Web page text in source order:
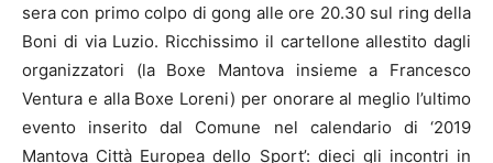
sera con primo colpo di gong alle ore 20.30 sul ring della
Boni di via Luzio. Ricchissimo il cartellone allestito dagli
organizzatori (la Boxe Mantova insieme a Francesco
Ventura e alla Boxe Loreni) per onorare al meglio l’ultimo
evento inserito dal Comune nel calendario di ‘2019
Mantova Città Europea dello Sport’: dieci gli incontri in